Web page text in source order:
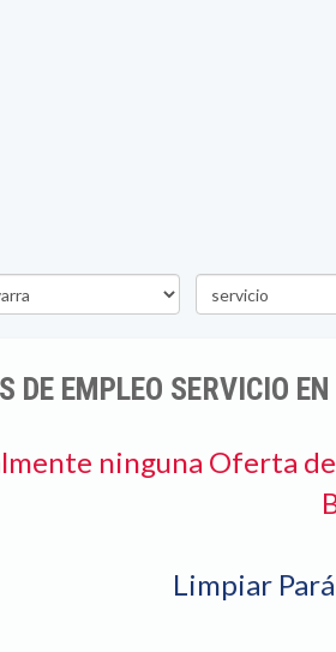
Palabra
clave
DE EMPLEO SERVICIO
ninguna Oferta
Limpiar